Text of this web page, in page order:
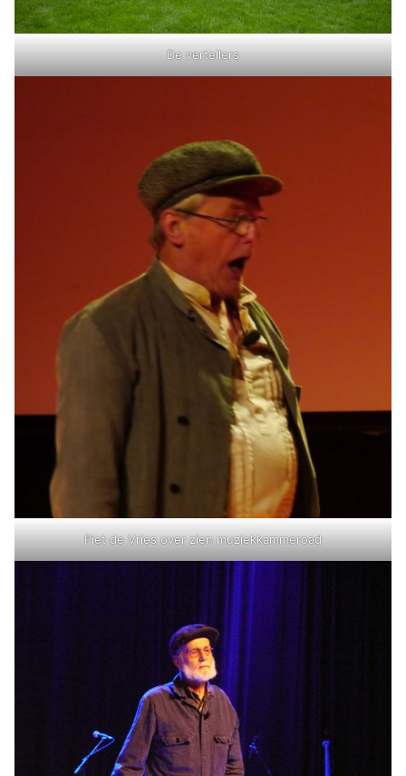
De vertellers
Piet de Vries over zien muziekkammeroad